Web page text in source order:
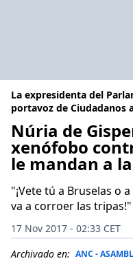
La expresidenta del
portavoz de Ciudadanos
Núria de
xenófobo
le mandan a
"¡Vete tú a Bruselas o
va a corroer las tripas!"
17 Nov 2017 - 02:33 CET
Archivado en: ANC -